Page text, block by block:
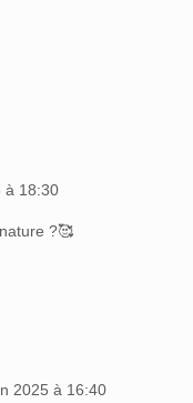
à 18:30
?🥰
2025 à 16:40